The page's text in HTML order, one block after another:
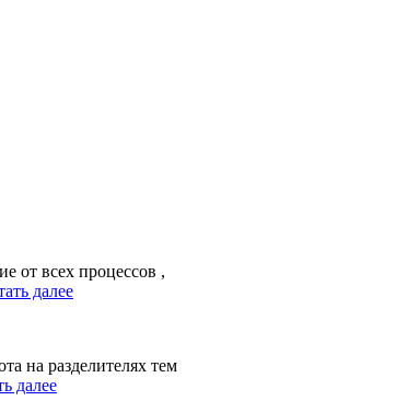
от всех процессов ,
далее
на разделителях тем
далее